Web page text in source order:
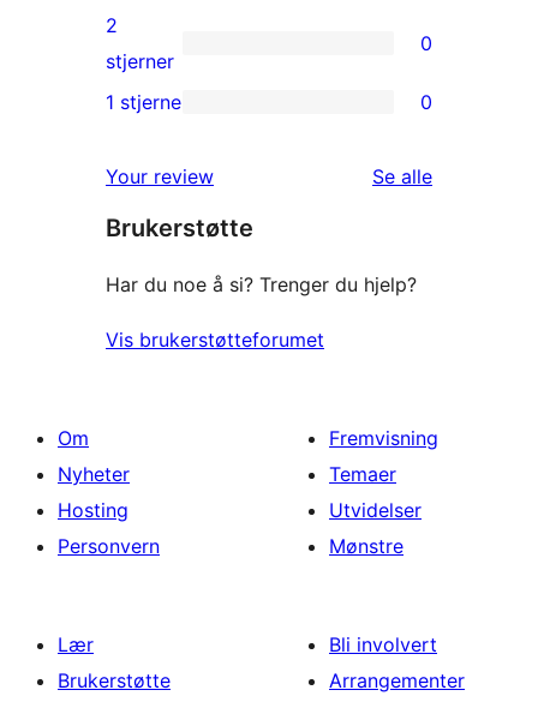
reviews
3-
star
reviews
0
2-
reviews
2
stjerner
0
star
reviews
1 stjerne 0
Your review Se alleomtalene
Brukerstøtte
Har du noe å si? Trenger du hjelp?
Vis brukerstøtteforumet
Om
Nyheter
Hosting
Personvern
Fremvisning
Temaer
Utvidelser
Mønstre
Lær
Brukerstøtte
Bli involvert
Arrangementer